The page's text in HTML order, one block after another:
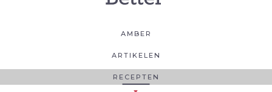
AMBER
ARTIKELEN
RECEPTEN